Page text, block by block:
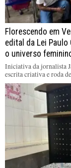
Florescendo em
edital da Lei
o universo
Iniciativa da jornalista
escrita criativa e roda